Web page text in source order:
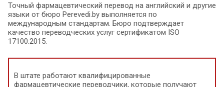
Точный фармацевтический перевод на английский и другие
языки от бюро Perevedi.by выполняется по
международным стандартам. Бюро подтверждает
качество переводческих услуг сертификатом ISO
17100:2015.
В штате работают квалифицированные
фармацевтические переводчики, которые получают